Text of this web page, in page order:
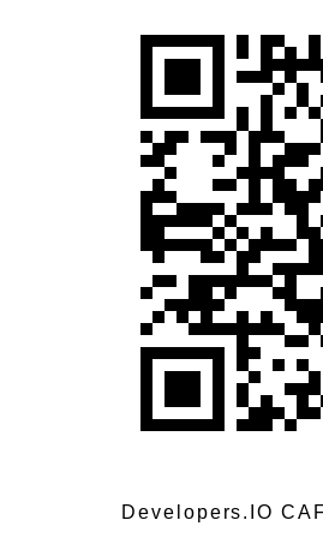
Developers.IO